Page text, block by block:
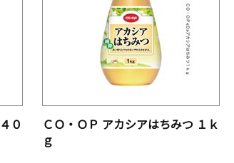
０
ＣＯ・ＯＰ アカシアはちみつ １ｋ
ｇ